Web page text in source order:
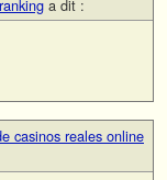
a dit :
casinos reales online